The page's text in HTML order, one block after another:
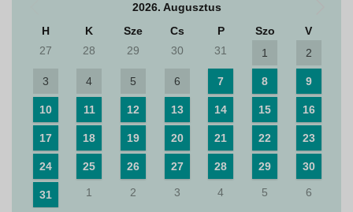
2026. Augusztus
H
K Sze Cs P Szo
V
27
28 29 30 31 1 2
3 4 5 6 7 8 9
10 11 12 13 14 15 16
17 18 19 20 21 22 23
24 25 26 27 28 29 30
31 1 2 3 4 5 6